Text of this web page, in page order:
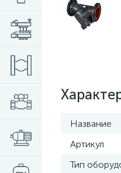
Название
Артикул
Тип